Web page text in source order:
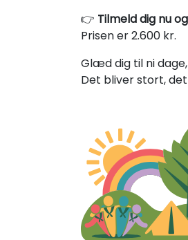
👉 Tilmeld dig nu
Prisen er 2.600 kr.
Glæd dig til ni
Det bliver stort,